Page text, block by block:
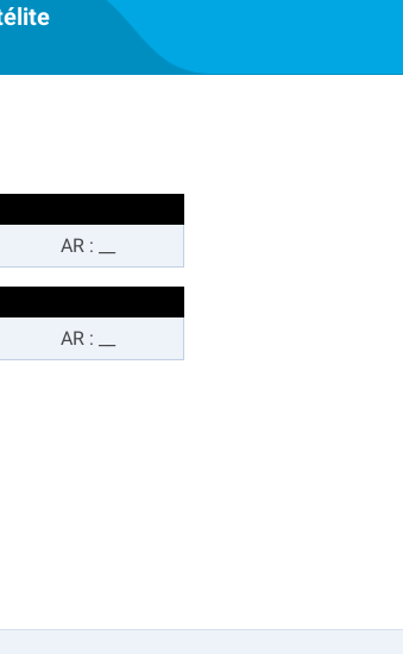
AR :
AR :